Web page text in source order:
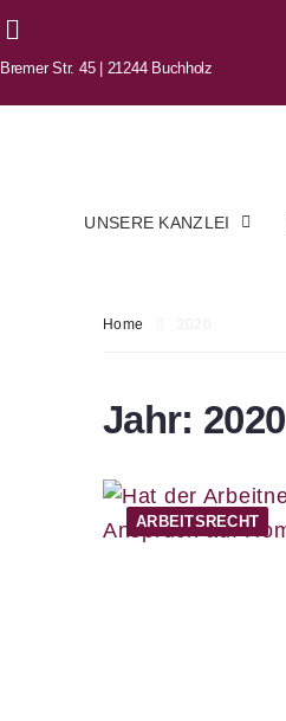
Bremer Str. 45 | 21244 Buchholz
UNSERE KANZLEI
Home
Jahr: 2020
ARBEITSRECHT